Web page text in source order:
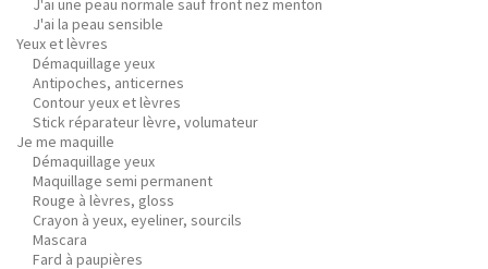
J'ai une peau normale sauf front nez menton
J'ai la peau sensible
Yeux et lèvres
Démaquillage yeux
Antipoches, anticernes
Contour yeux et lèvres
Stick réparateur lèvre, volumateur
Je me maquille
Démaquillage yeux
Maquillage semi permanent
Rouge à lèvres, gloss
Crayon à yeux, eyeliner, sourcils
Mascara
Fard à paupières